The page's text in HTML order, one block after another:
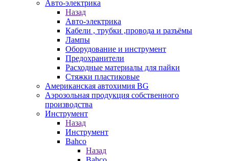
Авто-электрика
Назад
Авто-электрика
Кабели , трубки ,провода и разъёмы
Лампы
Оборудование и инструмент
Предохранители
Расходные материалы для пайки
Стяжки пластиковые
Американская автохимия BG
Аэрозольная продукция собственного
производства
Инструмент
Назад
Инструмент
Bahco
Назад